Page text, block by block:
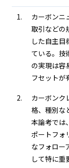
カーボンニ
取引などの
した自主
ている。技
の実現は容
フセットが
カーボンク
格、種別な
本論考では
ポートフォ
なフォロー
して特に重